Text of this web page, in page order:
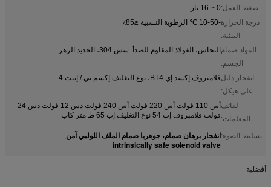
ضغط العمل:0 ~ 16 بار
درجة الحرارة
البيئية:
-10-50 ℃ الرطوبة النسبية ≤85٪
المواد صمام
الجسم:
النحاس، الفولاذ المقاوم للصدأ. سس 304، الحديد الزهر
انفجار دليل
على هيكل:
فلامبروف إكسد إي BT4، نوع التغليف إكسم بي / إيبت 4
لفائف
المعلمات:
أس 110 فولت أس 220 فولت أس 240 فولت دس 12 فولت دس 24
فولت فلامبروف إب 54 نوع التغليف إب 65 ط متر كاب
تسليط الضوء:انفجار برهان صمام، جوهريا صمام الملف اللولبي آمن,
intrinsically safe solenoid valve
أفضلية